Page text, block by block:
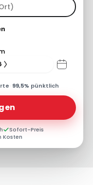
· 99,5% pünktlich
Sofort-Preis
Kosten